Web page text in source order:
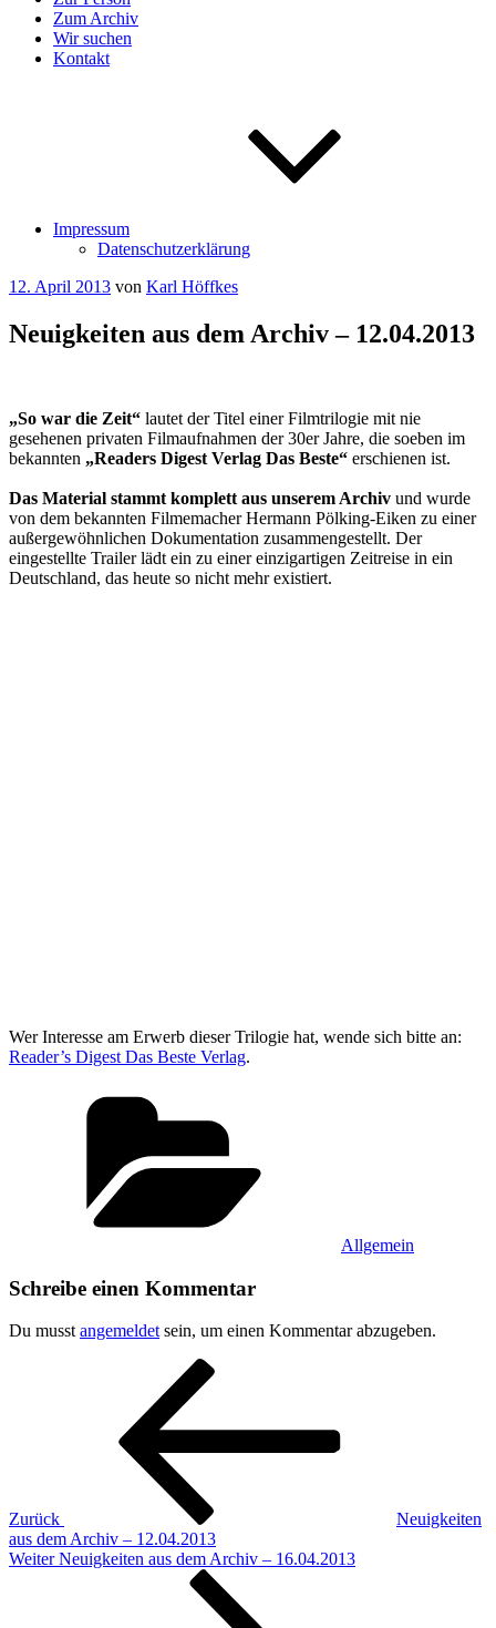
Zum Archiv
Wir suchen
Kontakt
Impressum
Datenschutzerklärung
Veröffentlicht
12. April 2013 von Karl Höffkes
Neuigkeiten aus dem Archiv – 12.04.2013
„So war die Zeit“ lautet der Titel einer Filmtrilogie mit nie
gesehenen privaten Filmaufnahmen der 30er Jahre, die soeben im
bekannten „Readers Digest Verlag Das Beste“ erschienen ist.
Das Material stammt komplett aus unserem Archiv und wurde
von dem bekannten Filmemacher Hermann Pölking-Eiken zu einer
außergewöhnlichen Dokumentation zusammengestellt. Der
eingestellte Trailer lädt ein zu einer einzigartigen Zeitreise in ein
Deutschland, das heute so nicht mehr existiert.
Wer Interesse am Erwerb dieser Trilogie hat, wende sich bitte an:
Reader’s Digest Das Beste Verlag.
Allgemein
Schreibe einen Kommentar
Du musst angemeldet sein, um einen Kommentar abzugeben.
Beitragsnavigation
Zurück
Neuigkeiten
aus dem Archiv – 12.04.2013
Nächster
Weiter Neuigkeiten aus dem Archiv – 16.04.2013